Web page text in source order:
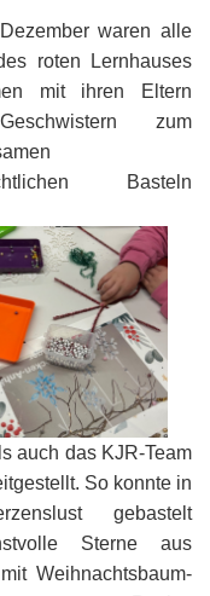
waren alle
roten Lernhauses
mit ihren Eltern
zum
Basteln
auch das KJR-Team
So konnte in
gebastelt
Sterne aus
Weihnachtsbaum-